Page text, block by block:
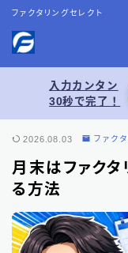
ファクタリングセレクト
MENU
お問い合わせ
特定商取引法表記
運営者情報
入力カンタン
30秒で完了！
2026.08.03 ファク
月末はファク
る方法